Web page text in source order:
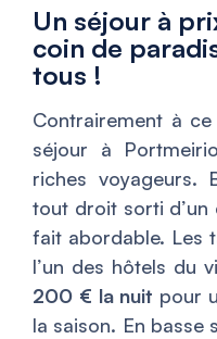
Un séjour à
coin de
tous !
Contrairement à
séjour à
riches voyageurs.
tout droit sorti
fait abordable. Les
l’un des hôtels du
200 € la nuit pour
la saison. En basse